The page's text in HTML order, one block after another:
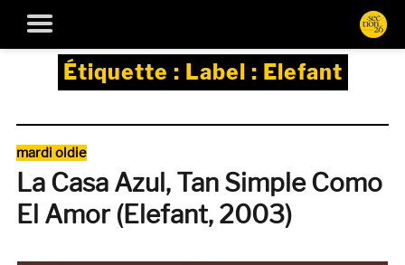
Étiquette : Label : Elefant
Catégories
mardi oldie
La Casa Azul, Tan Simple Como
El Amor (Elefant, 2003)